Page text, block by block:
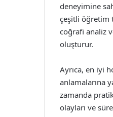
deneyimine
çeşitli öğretim
coğrafi analiz
oluşturur.
Ayrıca, en iyi
anlamalarına
zamanda
olayları ve